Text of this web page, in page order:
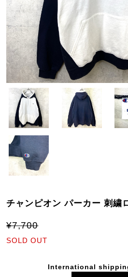
チャンピオン パーカー 刺繍
¥7,700
SOLD OUT
International